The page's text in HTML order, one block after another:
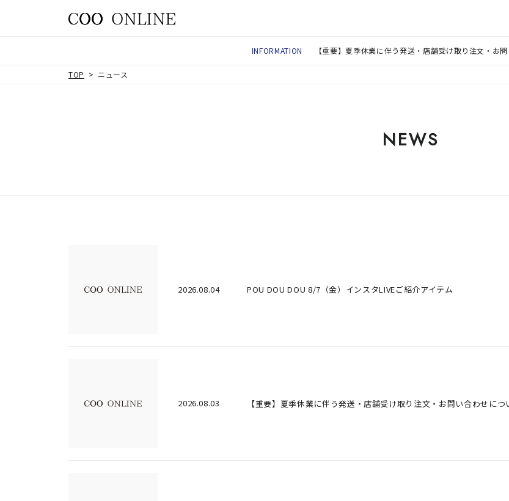
INFORMATION 【重要】夏季休業に伴う発送・店舗受け取り注文・お
TOP ニュース
NEWS
2026.08.04 POU DOU DOU 8/7（金）インスタLIVEご紹介アイテム
2026.08.03 【重要】夏季休業に伴う発送・店舗受け取り注文・お問い合わせにつ